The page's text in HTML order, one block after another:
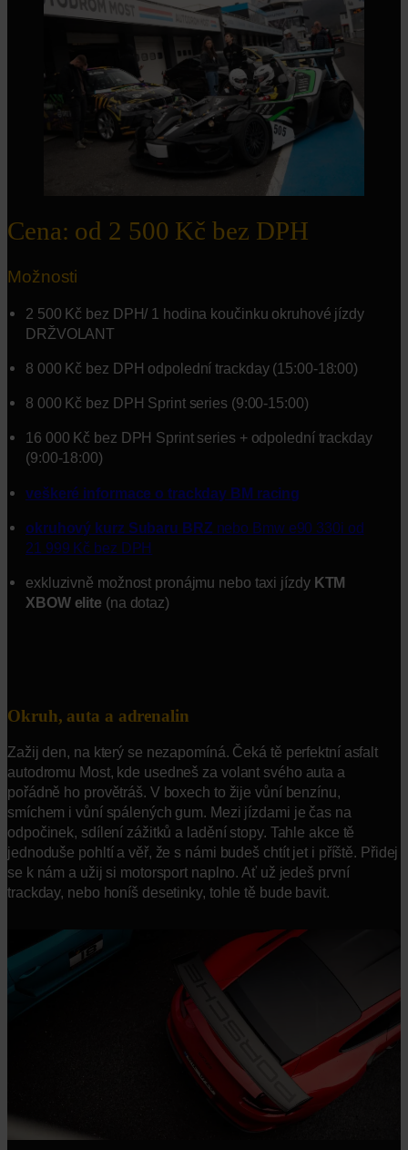
Cena: od 2 500 Kč bez DPH
Možnosti
2 500 Kč bez DPH/ 1 hodina koučinku okruhové jízdy
DRŽVOLANT
8 000 Kč bez DPH odpolední trackday (15:00-18:00)
8 000 Kč bez DPH Sprint series (9:00-15:00)
16 000 Kč bez DPH Sprint series + odpolední trackday
(9:00-18:00)
veškeré informace o trackday BM racing
okruhový kurz Subaru BRZ nebo Bmw e90 330i od
21 999 Kč bez DPH
exkluzivně možnost pronájmu nebo taxi jízdy KTM
XBOW elite (na dotaz)
Okruh, auta a adrenalin
Zažij den, na který se nezapomíná. Čeká tě perfektní asfalt
autodromu Most, kde usedneš za volant svého auta a
pořádně ho provětráš. V boxech to žije vůní benzínu,
smíchem i vůní spálených gum. Mezi jízdami je čas na
odpočinek, sdílení zážitků a ladění stopy. Tahle akce tě
jednoduše pohltí a věř, že s námi budeš chtít jet i příště. Přidej
se k nám a užij si motorsport naplno. Ať už jedeš první
trackday, nebo honíš desetinky, tohle tě bude bavit.